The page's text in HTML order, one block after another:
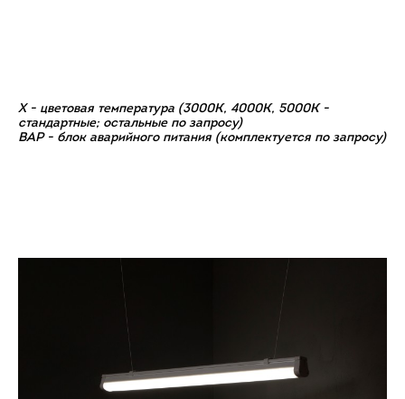
X - цветовая температура (3000К, 4000К, 5000К -
стандартные; остальные по запросу)
ВАР - блок аварийного питания (комплектуется по запросу)